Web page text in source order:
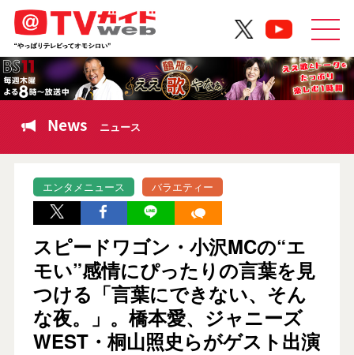
News ニュース
エンタメニュース バラエティー
スピードワゴン・小沢MCの“エ
モい”感情にぴったりの言葉を見
つける「言葉にできない、そん
な夜。」。橋本愛、ジャニーズ
WEST・桐山照史らがゲスト出演